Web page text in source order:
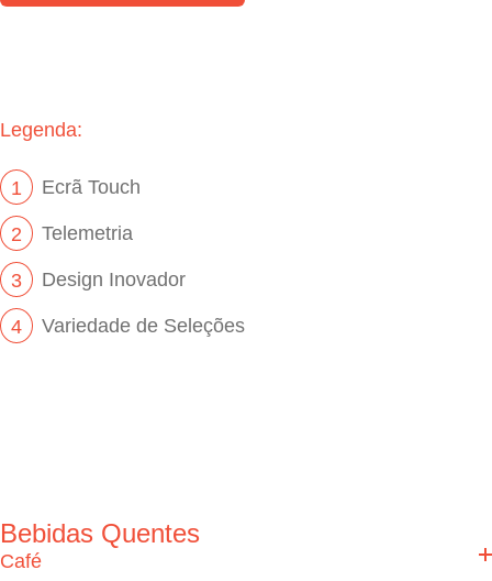
Legenda:
1 Ecrã Touch
2 Telemetria
3 Design Inovador
4 Variedade de Seleções
Bebidas Quentes
Café